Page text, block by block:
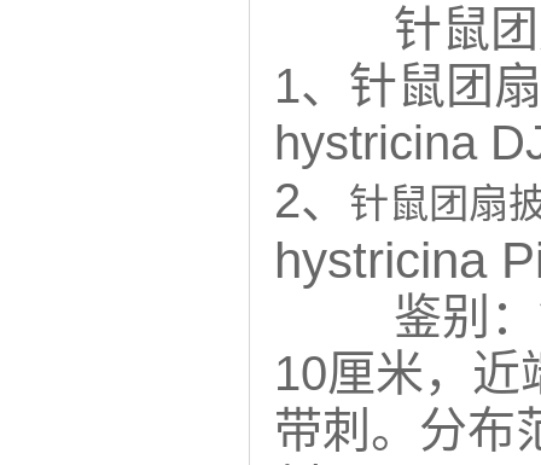
针鼠团
1、针鼠团
hystricina
2、
针鼠团扇
hystricina
鉴别
10厘米，近
带刺。分布